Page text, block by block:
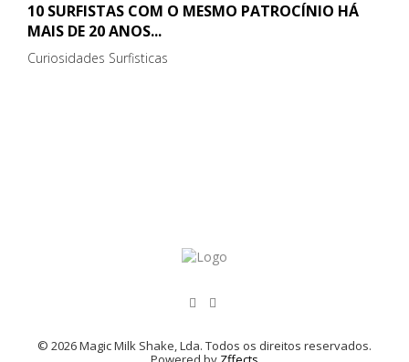
10 SURFISTAS COM O MESMO PATROCÍNIO HÁ
MAIS DE 20 ANOS...
Curiosidades Surfisticas
© 2026 Magic Milk Shake, Lda. Todos os direitos reservados.